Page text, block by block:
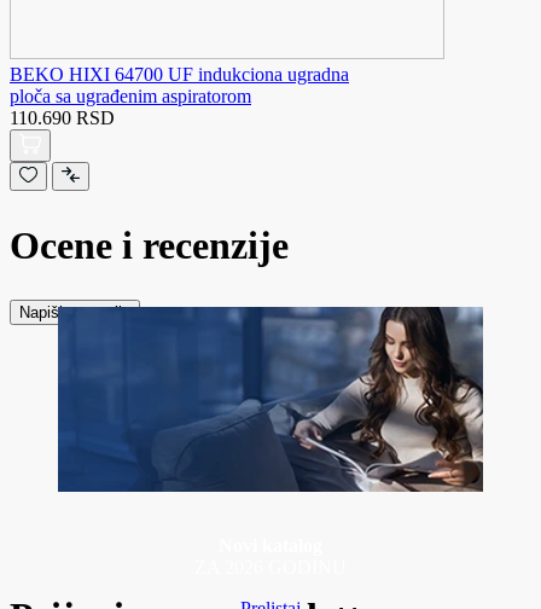
BEKO HIXI 64700 UF indukciona ugradna
ploča sa ugrađenim aspiratorom
110.690 RSD
Ocene i recenzije
Napiši recenziju